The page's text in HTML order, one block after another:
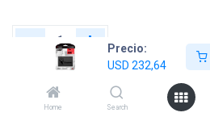
Precio:
USD 232,64
Home Search
carrito